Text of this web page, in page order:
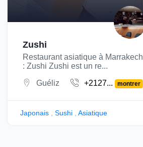
Zushi
Restaurant asiatique à Marrakech
: Zushi Zushi est un re...
Guéliz
+2127... montrer
Japonais Sushi Asiatique